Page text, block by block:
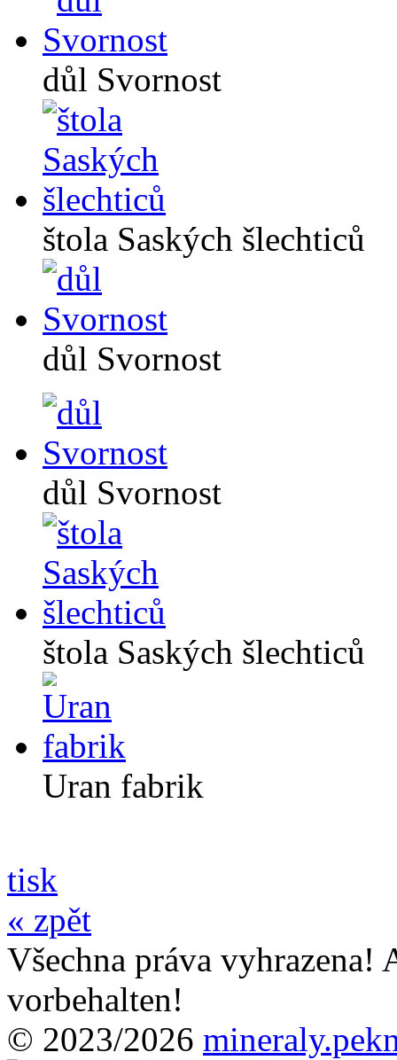
důl Svornost
štola Saských šlechticů
důl Svornost
důl Svornost
štola Saských šlechticů
Uran fabrik
tisk
« zpět
Všechna práva
vorbehalten!
© 2023/2026